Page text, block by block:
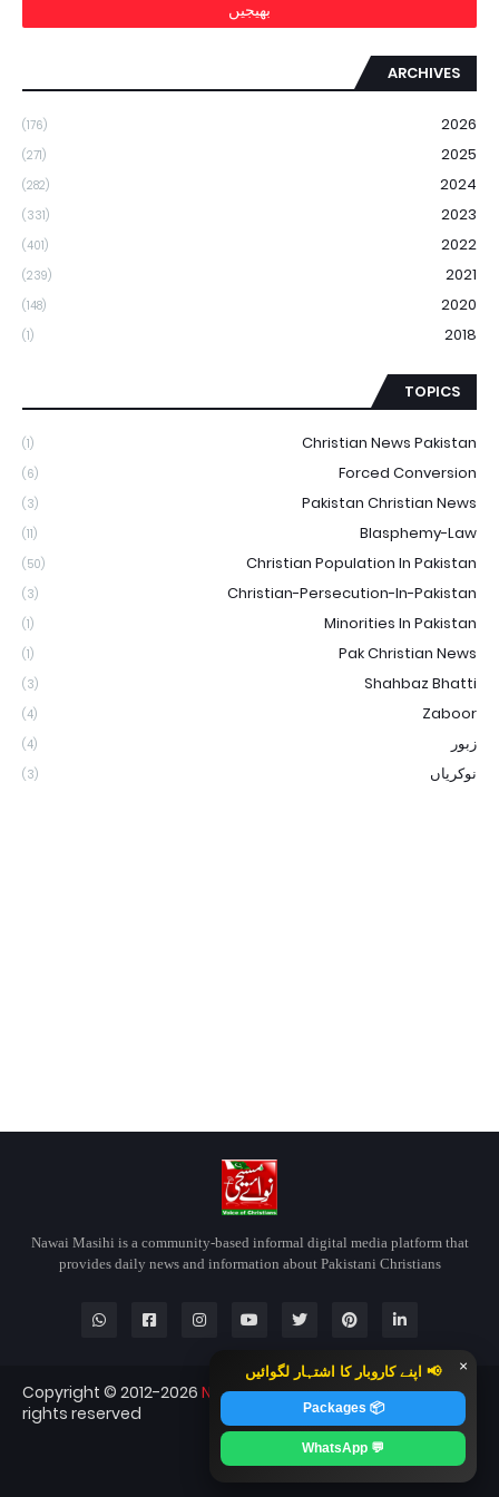
× 📢 اپنے کاروبار کا اشتہار لگوائیں
📦 Packages
💬 WhatsApp
ARCHIVES
2026
(176)
2025
(271)
2024
(282)
2023
(331)
2022
(401)
2021
(239)
2020
(148)
2018
(1)
TOPICS
Christian News Pakistan
(1)
Forced Conversion
(6)
Pakistan Christian News
(3)
Blasphemy-Law
(11)
Christian Population In Pakistan
(50)
Christian-Persecution-In-Pakistan
(3)
Minorities In Pakistan
(1)
Pak Christian News
(1)
Shahbaz Bhatti
(3)
Zaboor
(4)
زبور (4)
نوکریاں (3)
Nawai Masihi is a community-based informal digital media platform that
provides daily news and information about Pakistani Christians
Copyright © 2012-2026 Nawai MasihiNawai Masihi — All
rights reserved
Blogger Templates CopyBloggerThemes.com
Home
About
Contact